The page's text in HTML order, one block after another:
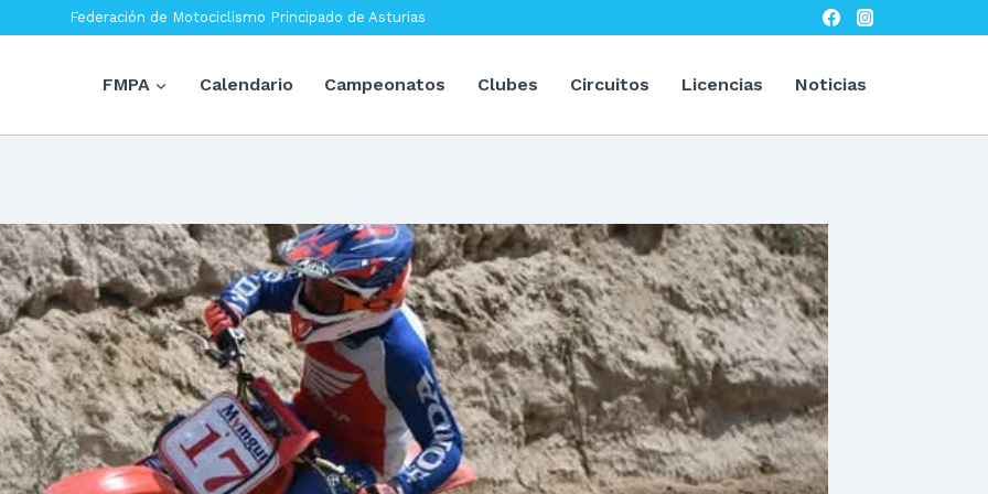
Federación de Motociclismo Principado de Asturias
FMPA Calendario Campeonatos Clubes Circuitos Licencias Noticias